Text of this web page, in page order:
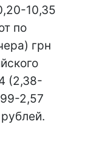
10,35
по
грн
(2,38-
2,57